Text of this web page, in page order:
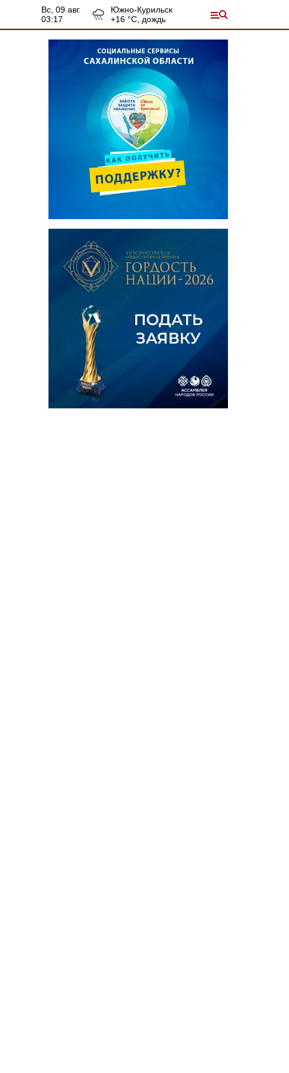
вс, 09 авг.
03:17
Южно-Курильск
+16 °С, дождь